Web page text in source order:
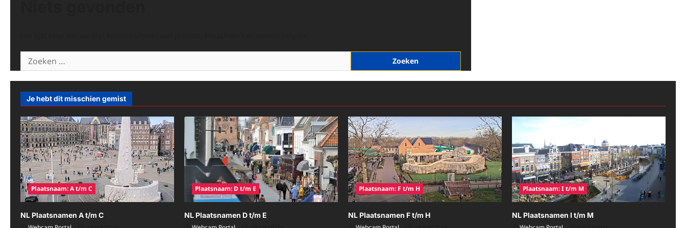
Zoeken
naar:
Je hebt dit misschien gemist
Plaatsnaam: A t/m C
NL Plaatsnamen A t/m C
Plaatsnaam: D t/m E
NL Plaatsnamen D t/m E
Plaatsnaam: F t/m H
NL Plaatsnamen F t/m H
Plaatsnaam: I t/m M
NL Plaatsnamen I t/m M